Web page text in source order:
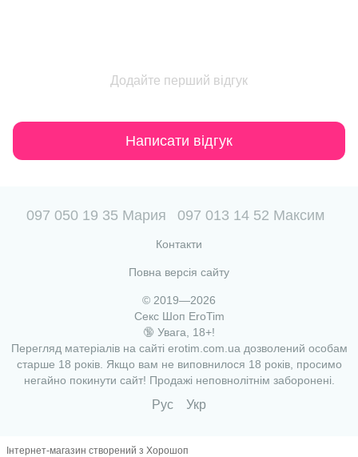
Додайте перший відгук
Написати відгук
097 050 19 35 Мария 097 013 14 52 Максим
Контакти
Повна версія сайту
© 2019—2026
Секс Шоп EroTim
🔞 Увага, 18+!
Перегляд матеріалів на сайті erotim.com.ua дозволений особам
старше 18 років. Якщо вам не виповнилося 18 років, просимо
негайно покинути сайт! Продажі неповнолітнім заборонені.
Рус Укр
Інтернет-магазин створений з Хорошоп